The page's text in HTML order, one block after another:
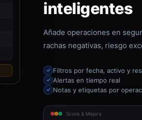
inteligentes
Añade operaciones en
rachas negativas, riesgo
Filtros por fecha, activo y
Alertas en tiempo real
Notas y etiquetas por
Score & Mejora